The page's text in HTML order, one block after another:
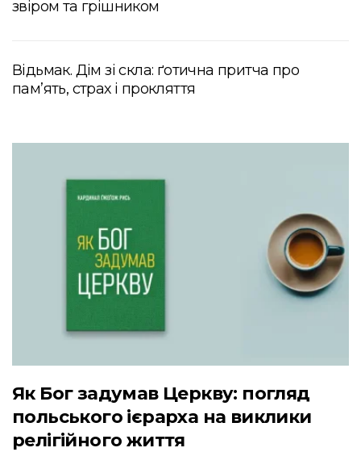
звіром та грішником
Відьмак. Дім зі скла: ґотична притча про
пам’ять, страх і прокляття
Як Бог задумав Церкву: погляд
польського ієрарха на виклики
релігійного життя